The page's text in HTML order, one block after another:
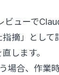
ビューで
摘」として
します。
場合、作業